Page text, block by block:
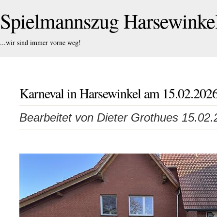
Spielmannszug
...wir sind immer vorne weg!
Karneval in Harsewinkel am
Bearbeitet von Dieter Grothues